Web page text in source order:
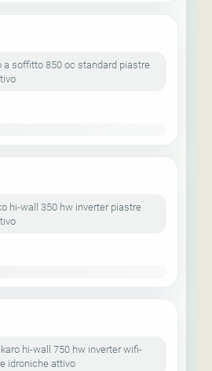
a soffitto 850 oc standard piastre
hi-wall 350 hw inverter piastre
hi-wall 750 hw inverter wifi-
idroniche attivo